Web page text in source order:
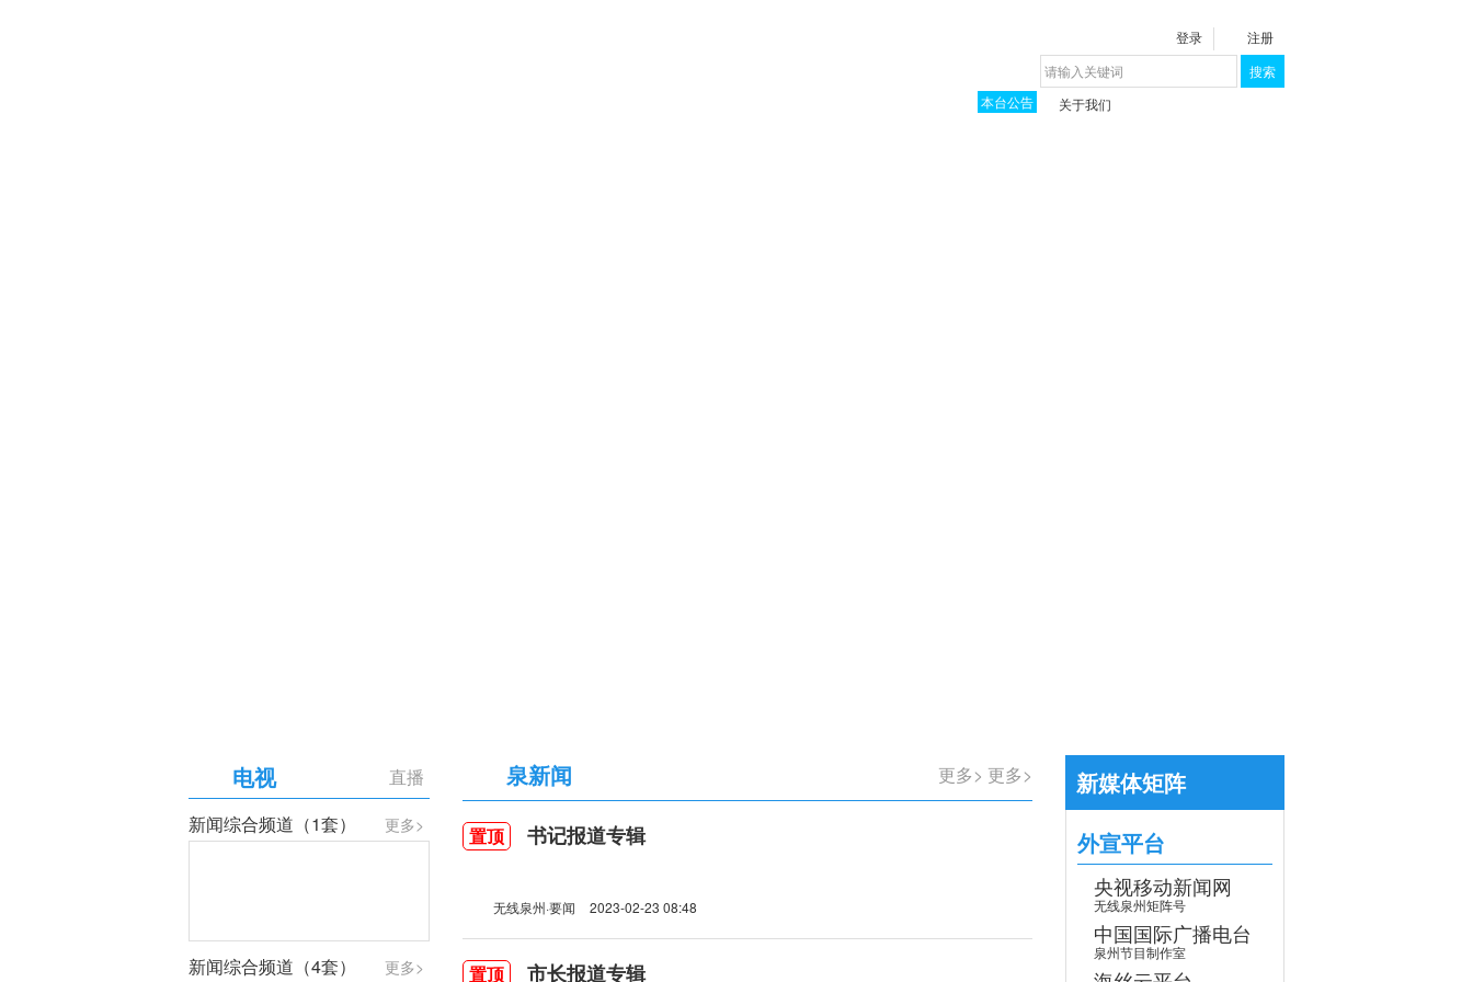
登录
注册
搜索
本台公告
关于我们
直播
电视
更多>
新闻综合频道（1套）
更多>
新闻综合频道（4套）
更多> 更多>
泉新闻
置顶 书记报道专辑
无线泉州·要闻 2023-02-23 08:48
置顶 市长报道专辑
新媒体矩阵
外宣平台
央视移动新闻网
无线泉州矩阵号
中国国际广播电台
泉州节目制作室